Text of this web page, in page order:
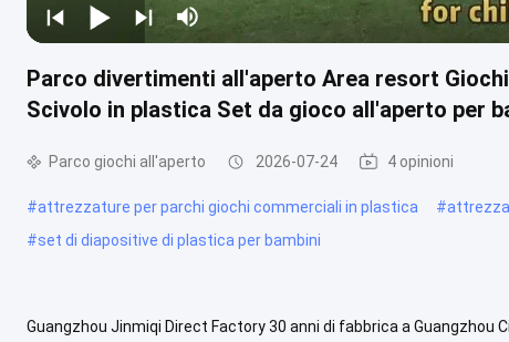
Parco divertimenti all'aperto Area resort
Scivolo in plastica Set da gioco all'aperto per
Parco giochi all'aperto 2026-07-24 4 opinioni
#attrezzature per parchi giochi commerciali in plastica #
#set di diapositive di plastica per bambini
Guangzhou Jinmiqi Direct Factory 30 anni di fabbrica a Guangzhou